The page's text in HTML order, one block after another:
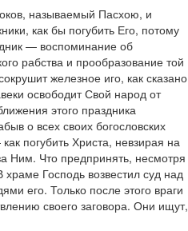
называемый Пасхою, и
как бы погубить Его, потому
— воспоминание об
рабства и прообразование той
железное иго, как сказано
освободит Свой народ от
этого праздника
о всех своих богословских
погубить Христа, невзирая на
Ним. Что предпринять, несмотря
Господь возвестил суд над
его. Только после этого враги
своего заговора. Они ищут,